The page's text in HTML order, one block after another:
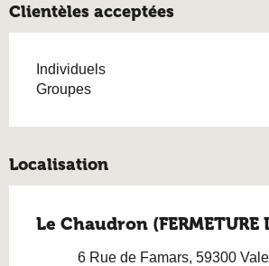
Clientèles acceptées
Individuels
Groupes
Localisation
Le Chaudron (FERMETURE
6 Rue de Famars, 59300